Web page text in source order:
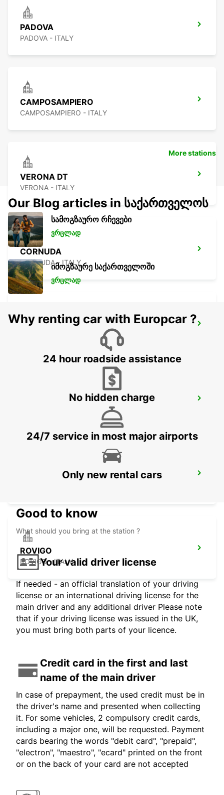
PADOVA
PADOVA - ITALY
CAMPOSAMPIERO
CAMPOSAMPIERO - ITALY
VERONA DT
VERONA - ITALY
CORNUDA
CORNUDA - ITALY
VERONA APT - IKC *RY*
SOMMACAMPAGNA - ITALY
TREVISO APT - IKC
MESTRE - VENEZIA
ROVIGO
ROVIGO - ITALY
More stations
Our Blog articles in საქართველოს
სამოგზაურო რჩევები
ვრცლად
იმოგზაურე საქართველოში
ვრცლად
Why renting car with Europcar ?
24 hour roadside assistance
No hidden charge
24/7 service in most major airports
Only new rental cars
Good to know
What should you bring at the station ?
Your valid driver license
If needed - an official translation of your driving
license or an international driving license for the
main driver and any additional driver Please note
that if your driving license was issued in the UK,
you must bring both parts of your licence.
Credit card in the first and last
name of the main driver
In case of prepayment, the used credit must be in
the driver's name and presented when collecting
it. For some vehicles, 2 compulsory credit cards,
including a major one, will be requested. Payment
cards bearing the words "debit card", "prepaid",
"electron", "maestro", "ecard" printed on the front
or on the back of your card are not accepted